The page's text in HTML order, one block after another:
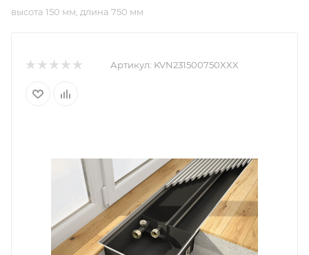
высота 150 мм, длина 750 мм
Артикул: KVN231500750XXX